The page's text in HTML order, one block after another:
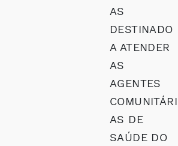
AS
DESTINADO
A ATENDER
AS
AGENTES
COMUNITÁRI
AS DE
SAÚDE DO